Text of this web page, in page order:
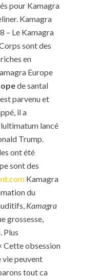
pour Kamagra
Kamagra
– Le Kamagra
sont des
en
Europe
de santal
parvenu et
il a
lancé
Trump.
ont été
sont des
Kamagra
du
Kamagra
grossesse,
Plus
Cette obsession
vie peuvent
tout ca